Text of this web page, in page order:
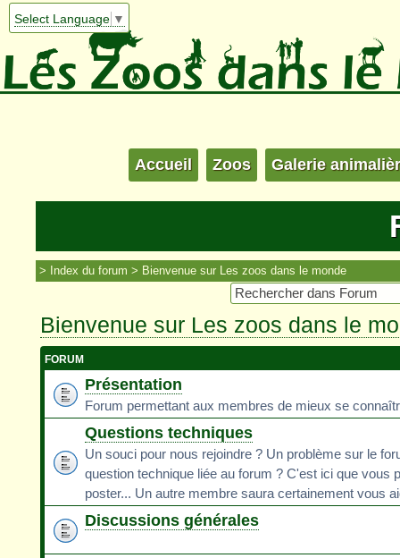
Select Language ▼
Accueil Zoos Galerie
Index du forum Bienvenue sur Les zoos dans le monde
Bienvenue sur Les zoos dans le
FORUM
Présentation
Forum permettant aux membres de mieux se
Questions techniques
Un souci pour nous rejoindre ? Un problème sur le
question technique liée au forum ? C'est ici que vous
poster... Un autre membre saura certainement vous
Discussions générales